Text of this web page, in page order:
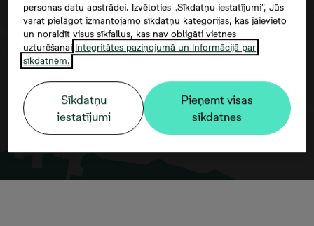
Google maps trešās puses datu
izmantošana
personas datu apstrādei. Izvēloties „Sīkdatņu iestatījumi”, Jūs
varat pielāgot izmantojamo sīkdatņu kategorijas, kas jāievieto
un noraidīt visus sīkfailus, kas nav obligāti vietnes
uzturēšanai.Integritātes paziņojumā un Informācijā par
sīkdatnēm.
Sīkdatņu
iestatījumi
Pieņemt visas
sīkdatnes